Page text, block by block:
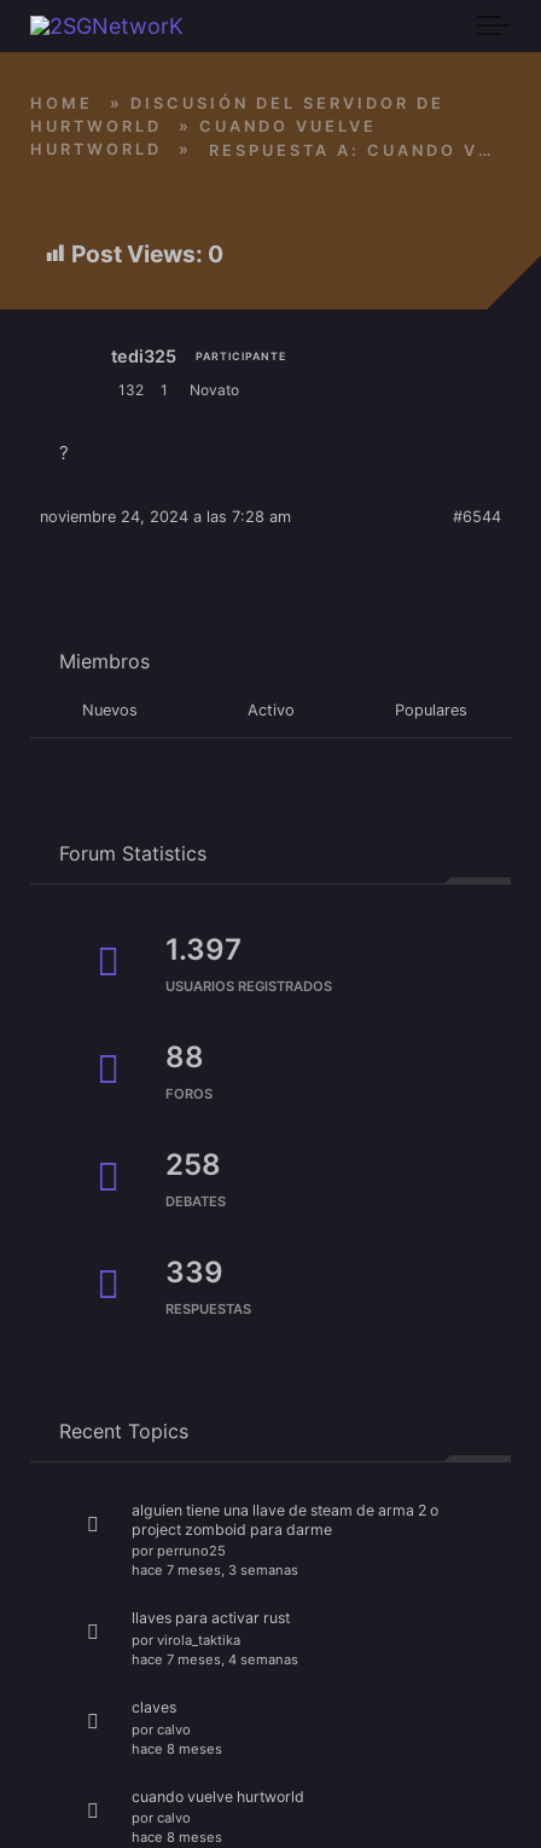
Skip to main content
Post Views: 0
HOME »
DISCUSIÓN DEL SERVIDOR DE
HURTWORLD
»
CUANDO VUELVE
HURTWORLD
» RESPUESTA A: CUANDO VUELVE HURTWORLD
tedi325 PARTICIPANTE
132 1 Novato
?
noviembre 24, 2024 a las 7:28 am #6544
Miembros
Nuevos Activo Populares
Forum Statistics
1.397
USUARIOS REGISTRADOS
88
FOROS
258
DEBATES
339
RESPUESTAS
Recent Topics
alguien tiene una llave de steam de arma 2 o
project zomboid para darme
por perruno25
hace 7 meses, 3 semanas
llaves para activar rust
por virola_taktika
hace 7 meses, 4 semanas
claves
por calvo
hace 8 meses
cuando vuelve hurtworld
por calvo
hace 8 meses